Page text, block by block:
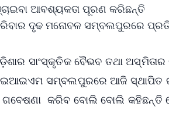
ଆବଶ୍ୟକତା ପୂରଣ କରିଛନ୍ତି
ଦୃଢ ମନୋବଳ ସମ୍ବଲପୁରରେ
ସାଂସ୍କୃତିକ ବୈଭବ ତଥା
ସମ୍ବଲପୁରରେ ଆଜି ସ୍ଥାପିତ
କରିବ ବୋଲି ବୋଲି କହିଛନ୍ତି